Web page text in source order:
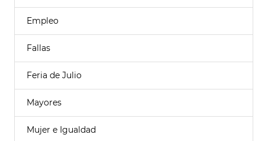
Empleo
Fallas
Feria de Julio
Mayores
Mujer e Igualdad